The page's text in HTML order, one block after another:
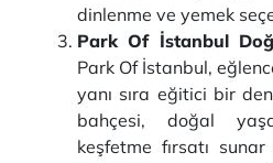
dinlenme ve yemek
Park Of İstanbul
Park Of İstanbul,
yanı sıra eğitici bir
bahçesi, doğal
keşfetme fırsatı